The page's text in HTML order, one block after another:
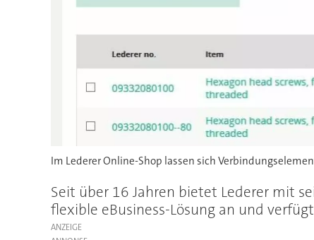
Im Lederer Online-Shop lassen sich
Seit über 16 Jahren bietet Lederer mit
flexible eBusiness-Lösung an und
ANZEIGE